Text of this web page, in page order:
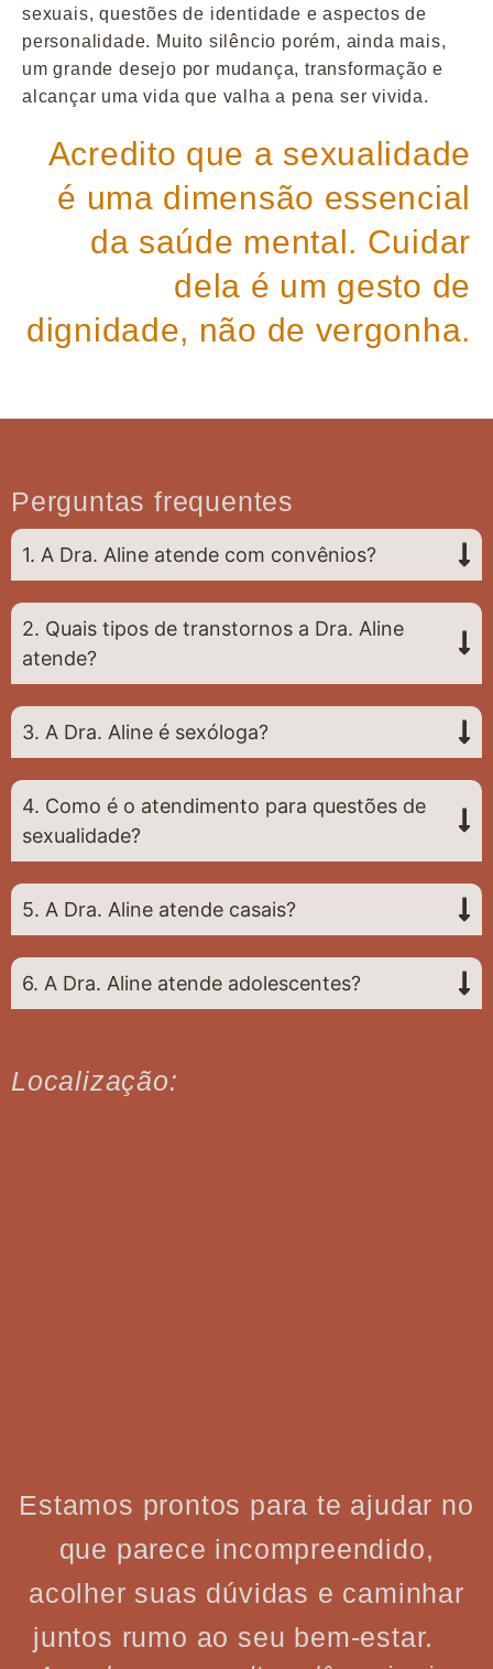
sexuais, questões de identidade e aspectos de
personalidade. Muito silêncio porém, ainda mais,
um grande desejo por mudança, transformação e
alcançar uma vida que valha a pena ser vivida.
Acredito que a sexualidade
é uma dimensão essencial
da saúde mental. Cuidar
dela é um gesto de
dignidade, não de vergonha.
Perguntas frequentes
1. A Dra. Aline atende com convênios?
2. Quais tipos de transtornos a Dra. Aline
atende?
3. A Dra. Aline é sexóloga?
4. Como é o atendimento para questões de
sexualidade?
5. A Dra. Aline atende casais?
6. A Dra. Aline atende adolescentes?
Localização:
Estamos prontos para te ajudar no
que parece incompreendido,
acolher suas dúvidas e caminhar
juntos rumo ao seu bem-estar.